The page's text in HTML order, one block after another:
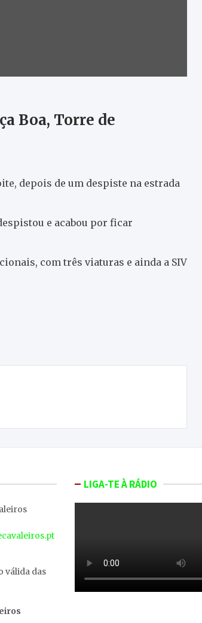
Boa, Torre de
depois de um despiste na estrada
e acabou por ficar
com três viaturas e ainda a SIV
válida das
LIGA-TE À RÁDIO